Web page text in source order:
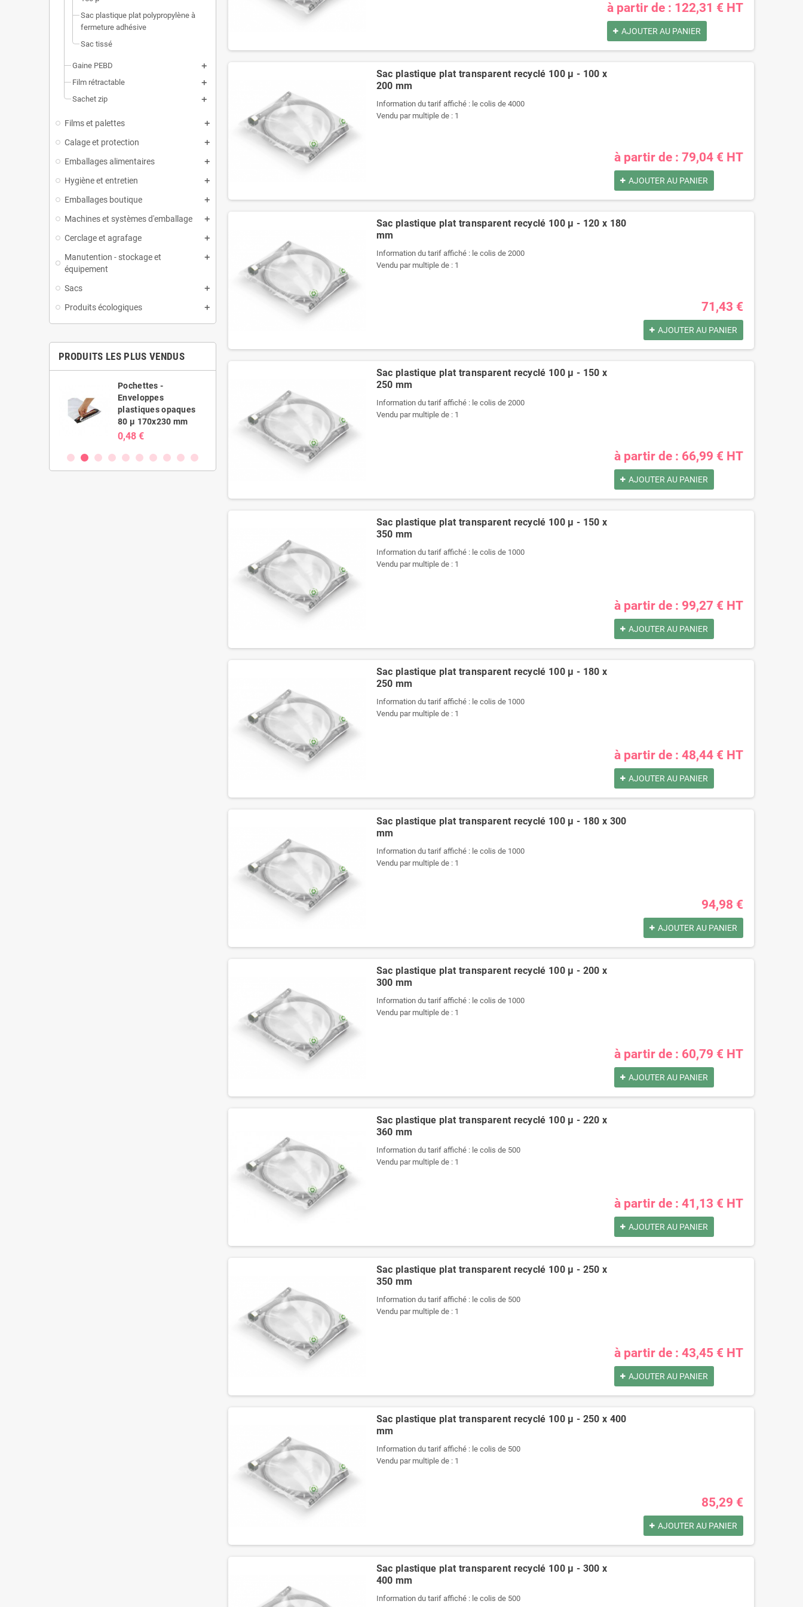
Sac plastique plat polypropylène à
fermeture adhésive
Sac tissé
Gaine PEBD
Film rétractable
Sachet zip
Films et palettes
Calage et protection
Emballages alimentaires
Hygiène et entretien
Emballages boutique
Machines et systèmes d'emballage
Cerclage et agrafage
Manutention - stockage et
équipement
Sacs
Produits écologiques
PRODUITS LES PLUS VENDUS
Pochettes -
Enveloppes
plastiques opaques
80 µ 170x230 mm
0,48 €
Enveloppes
plastiques opaques
80 µ 400x520 mm
1,44 €
Enveloppes
plastiques opaques
60 µ 700x900 mm
à partir de : 122,31 € HT
AJOUTER AU PANIER
Sac plastique plat transparent recyclé 100 µ - 100 x
200 mm
Information du tarif affiché : le colis de 4000
Vendu par multiple de : 1
à partir de : 79,04 € HT
AJOUTER AU PANIER
Sac plastique plat transparent recyclé 100 µ - 120 x 180
mm
Information du tarif affiché : le colis de 2000
Vendu par multiple de : 1
71,43 €
AJOUTER AU PANIER
Sac plastique plat transparent recyclé 100 µ - 150 x
250 mm
Information du tarif affiché : le colis de 2000
Vendu par multiple de : 1
à partir de : 66,99 € HT
AJOUTER AU PANIER
Sac plastique plat transparent recyclé 100 µ - 150 x
350 mm
Information du tarif affiché : le colis de 1000
Vendu par multiple de : 1
à partir de : 99,27 € HT
AJOUTER AU PANIER
Sac plastique plat transparent recyclé 100 µ - 180 x
250 mm
Information du tarif affiché : le colis de 1000
Vendu par multiple de : 1
à partir de : 48,44 € HT
AJOUTER AU PANIER
Sac plastique plat transparent recyclé 100 µ - 180 x 300
mm
Information du tarif affiché : le colis de 1000
Vendu par multiple de : 1
94,98 €
AJOUTER AU PANIER
Sac plastique plat transparent recyclé 100 µ - 200 x
300 mm
Information du tarif affiché : le colis de 1000
Vendu par multiple de : 1
à partir de : 60,79 € HT
AJOUTER AU PANIER
Sac plastique plat transparent recyclé 100 µ - 220 x
360 mm
Information du tarif affiché : le colis de 500
Vendu par multiple de : 1
à partir de : 41,13 € HT
AJOUTER AU PANIER
Sac plastique plat transparent recyclé 100 µ - 250 x
350 mm
Information du tarif affiché : le colis de 500
Vendu par multiple de : 1
à partir de : 43,45 € HT
AJOUTER AU PANIER
Sac plastique plat transparent recyclé 100 µ - 250 x 400
mm
Information du tarif affiché : le colis de 500
Vendu par multiple de : 1
85,29 €
AJOUTER AU PANIER
Sac plastique plat transparent recyclé 100 µ - 300 x
400 mm
Information du tarif affiché : le colis de 500